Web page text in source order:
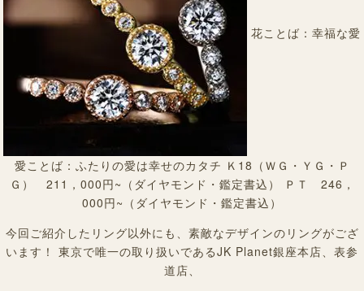
花ことば：幸福な愛
愛ことば：ふたりの愛は幸せのカタチ Ｋ18（ＷＧ・ＹＧ・Ｐ
Ｇ） 211，000円~（ダイヤモンド・鑑定書込） ＰＴ 246，
000円~（ダイヤモンド・鑑定書込）
今回ご紹介したリング以外にも、素敵なデザインのリングがござ
います！ 東京で唯一の取り扱いであるJK Planet銀座本店、表参
道店、